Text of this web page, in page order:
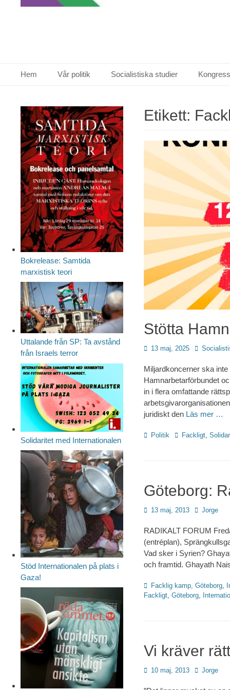
Primär meny
Hem Vår politik Socialistiska studier
Etikett:
Stötta
Publicerad
13 maj, 2025 Författare
Miljardkoncerner ska
Hamnarbetarförbundet
in i flera omfattande
juridiskt den Läs mer …
Kategorier
Politik Etiketter
Fackligt,
Göteborg:
Publicerad
13 maj, 2013 Författare
Jorge
RADIKALT FORUM
(entréplan),
Vad sker i Syrien?
och framtid. Ghayath
Kategorier
Facklig kamp, Göteborg,
Fackligt, Göteborg,
Vi kräver
Publicerad
10 maj, 2013 Författare
Jorge
Bokrelease: Samtida
marxistisk teori
Uttalande från SP: Ta avstånd
från Israels terror
Solidaritet med Internationalen
Stöd Internationalen på plats i
Gaza!